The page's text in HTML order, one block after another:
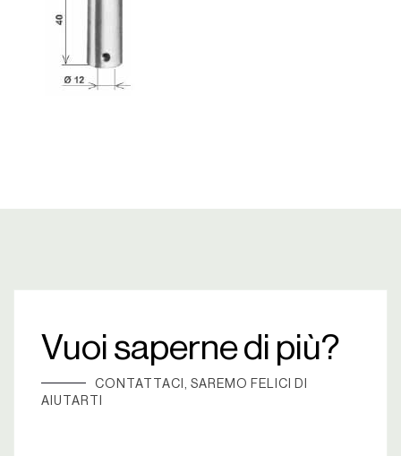
Vuoi saperne di più?
CONTATTACI, SAREMO FELICI DI
AIUTARTI